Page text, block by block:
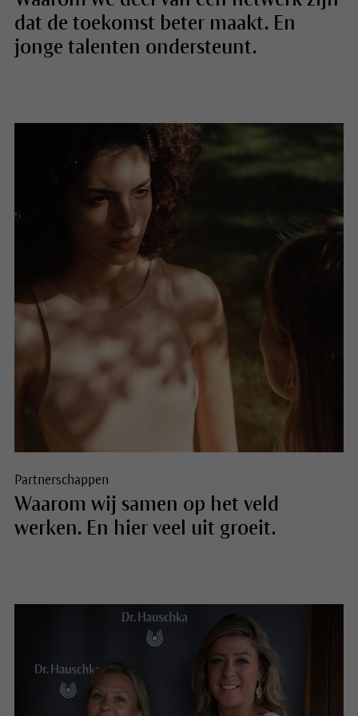
dat de toekomst beter maakt. En
jonge talenten ondersteunt.
Partnerschappen
Waarom wij samen op het veld
werken. En hier veel uit groeit.